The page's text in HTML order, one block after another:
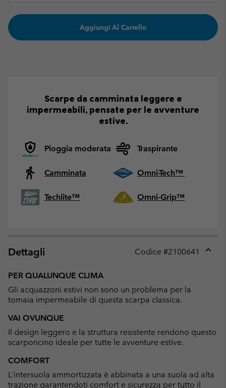
Aggiungi Al Carrello
Scarpe da camminata leggere e
impermeabili, pensate per le avventure
estive.
Pioggia moderata Traspirante
Camminata Omni-Tech™
Techlite™ Omni-Grip™
Dettagli Codice #2100641
PER QUALUNQUE CLIMA
Gli acquazzoni estivi non sono un problema per la
tomaia impermeabile di questa scarpa classica.
VAI OVUNQUE
Il design leggero e la struttura resistente rendono questo
scarponcino ideale per tutte le avventure estive.
COMFORT
L’intersuola ammortizzata è abbinata a una suola ad alta
trazione garantendoti comfort e sicurezza per tutto il